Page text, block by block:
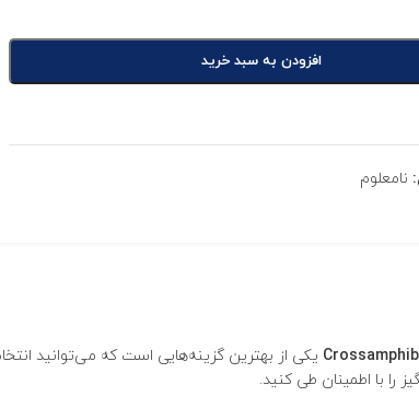
افزودن به سبد خرید
نامعلوم
یکی از بهترین گزینه‌هایی است که می‌توانید
را با اطمینان طی کنید.